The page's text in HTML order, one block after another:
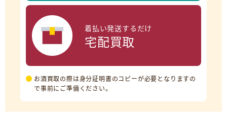
着払い発送するだけ
宅配買取
お酒買取の際は身分証明書のコピーが必要となりますの
で事前にご準備ください。